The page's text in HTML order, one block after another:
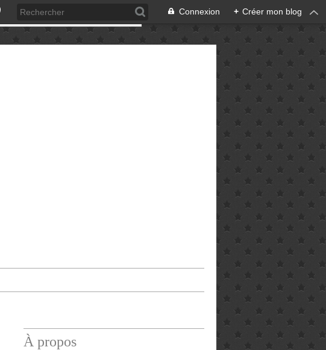
Connexion + Créer mon blog
À propos